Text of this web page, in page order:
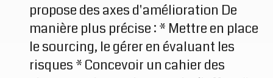
propose des axes d'amélioration De
manière plus précise : * Mettre en place
le sourcing, le gérer en évaluant les
risques * Concevoir un cahier des